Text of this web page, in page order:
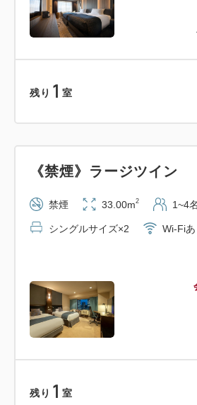
残り 1 室
《禁煙》ラージツイン
禁煙 33.00m2 1~4名
シングルサイズ×2 Wi-Fiあ
残り 1 室